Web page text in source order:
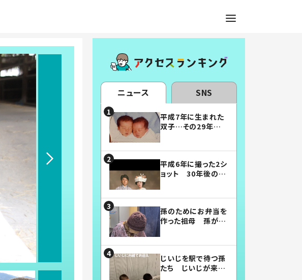
ニュース SNS
平成7年に生まれた
双子…その29年後
平成6年に撮った2シ
ョット 30年後の姿
孫のためにお弁当を
作った祖母 孫が絶
じいじを駅で待つ孫
たち じいじが来た